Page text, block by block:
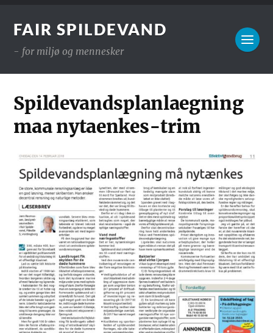
FAIR SPILDEVAND
- for miljø og mennesker
Spildevandsplanlaegning
maa nytaenkes-trim